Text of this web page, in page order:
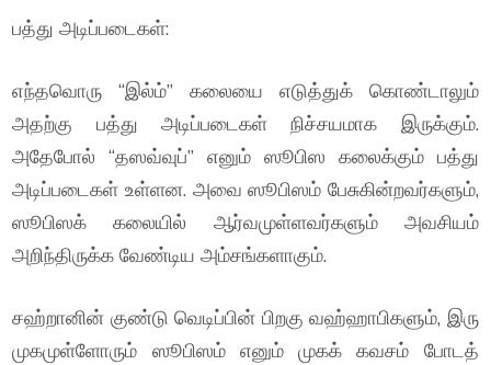
பத்து அடிப்படைகள்:
எந்தவொரு “இல்ம்” கலையை எடுத்துக் கொண்டாலும்
அதற்கு பத்து அடிப்படைகள் நிச்சயமாக இருக்கும்.
அதேபோல் “தஸவ்வுப்” எனும் ஸூபிஸ கலைக்கும் பத்து
அடிப்படைகள் உள்ளன. அவை ஸூபிஸம் பேசுகின்றவர்களும்,
ஸூபிஸக் கலையில் ஆர்வமுள்ளவர்களும் அவசியம்
அறிந்திருக்க வேண்டிய அம்சங்களாகும்.
சஹ்றானின் குண்டு வெடிப்பின் பிறகு வஹ்ஹாபிகளும், இரு
முகமுள்ளோரும் ஸூபிஸம் எனும் முகக் கவசம் போடத்